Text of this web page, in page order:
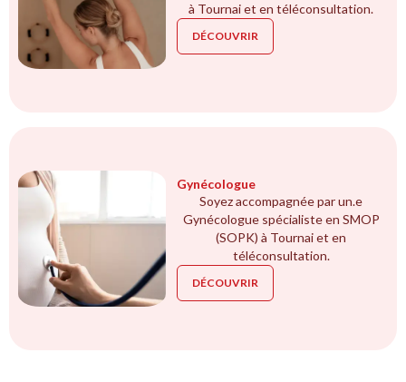
à Tournai et en téléconsultation.
DÉCOUVRIR
Gynécologue
Soyez accompagnée par un.e
Gynécologue spécialiste en SMOP
(SOPK) à Tournai et en
téléconsultation.
DÉCOUVRIR